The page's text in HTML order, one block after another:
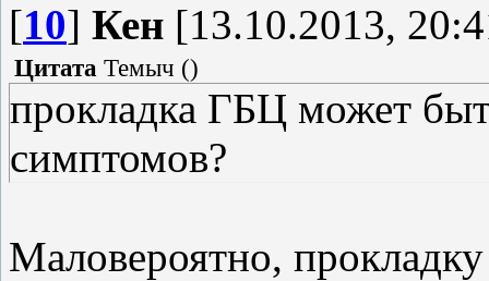
[10] Кен [13.10.2013,
Цитата Темыч ()
прокладка ГБЦ может
симптомов?
Маловероятно,